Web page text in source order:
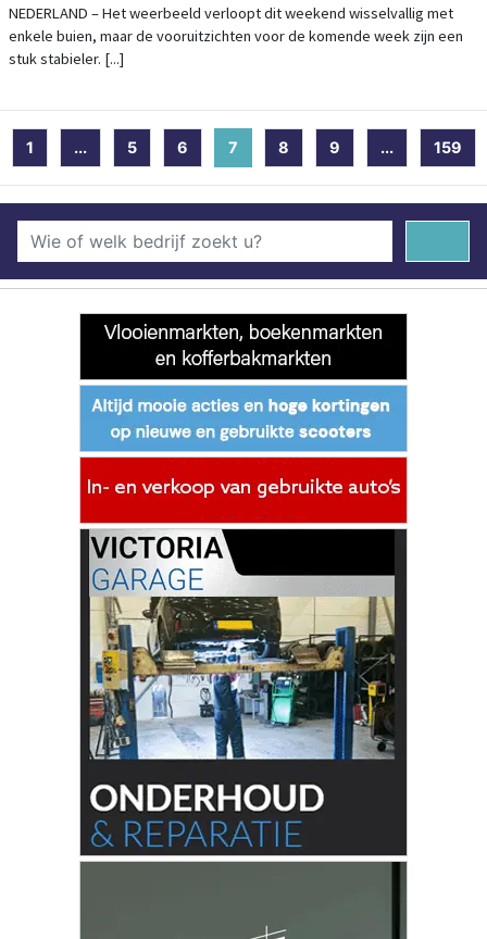
NEDERLAND – Het weerbeeld verloopt dit weekend wisselvallig met
enkele buien, maar de vooruitzichten voor de komende week zijn een
stuk stabieler. [...]
1 ... 5 6 7 (current)
8 9 ... 159